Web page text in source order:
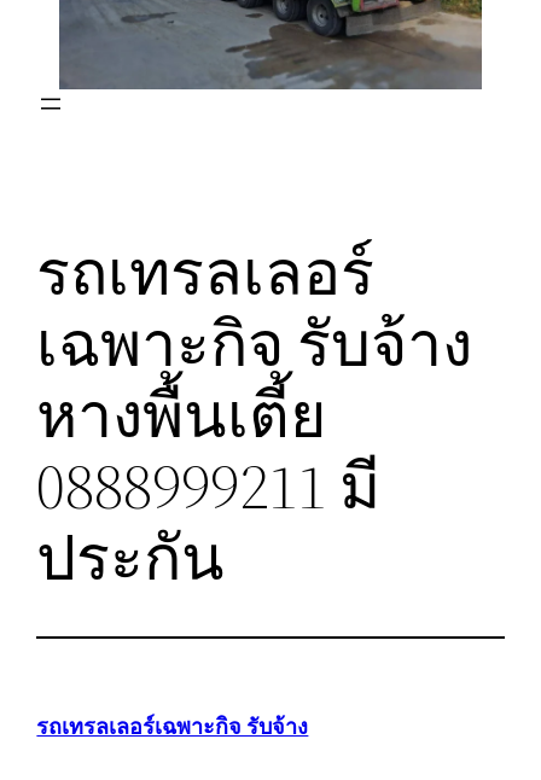
รถเทรลเลอร์
เฉพาะกิจ รับจ้าง
หางพื้นเตี้ย
0888999211 มี
ประกัน
รถเทรลเลอร์เฉพาะกิจ รับจ้าง